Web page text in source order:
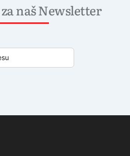
naš Newsletter